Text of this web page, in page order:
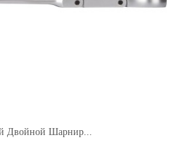
Двойной Шарнир...